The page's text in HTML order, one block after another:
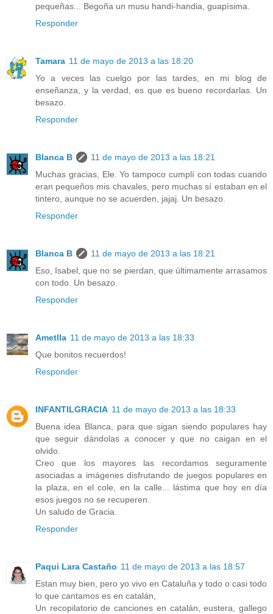
pequeñas... Begoña un musu handi-handia, guapísima.
Responder
Tamara 11 de mayo de 2013 a las 18:20
Yo a veces las cuelgo por las tardes, en mi blog de
enseñanza, y la verdad, es que es bueno recordarlas. Un
besazo.
Responder
Blanca B
11 de mayo de 2013 a las 18:21
Muchas gracias, Ele. Yo tampoco cumplí con todas cuando
eran pequeños mis chavales, pero muchas sí estaban en el
tintero, aunque no se acuerden, jajaj. Un besazo.
Responder
Blanca B
11 de mayo de 2013 a las 18:21
Eso, Isabel, que no se pierdan, que últimamente arrasamos
con todo. Un besazo.
Responder
Ametlla 11 de mayo de 2013 a las 18:33
Que bonitos recuerdos!
Responder
INFANTILGRACIA 11 de mayo de 2013 a las 18:33
Buena idea Blanca, para que sigan siendo populares hay
que seguir dándolas a conocer y que no caigan en el
olvido.
Creo que los mayores las recordamos seguramente
asociadas a imágenes disfrutando de juegos populares en
la plaza, en el cole, en la calle... lástima que hoy en día
esos juegos no se recuperen.
Un saludo de Gracia.
Responder
Paqui Lara Castaño 11 de mayo de 2013 a las 18:57
Estan muy bien, pero yo vivo en Cataluña y todo o casi todo
lo que cantamos es en catalán,
Un recopilatorio de canciones en catalán, eustera, gallego